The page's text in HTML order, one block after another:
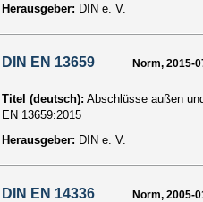
Herausgeber: DIN e. V.
DIN EN 13659 Norm, 2015-
Titel (deutsch): Abschlüsse außen
EN 13659:2015
Herausgeber: DIN e. V.
DIN EN 14336 Norm, 2005-